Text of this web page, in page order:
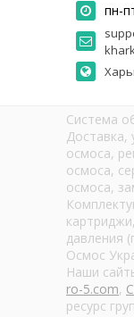
пн-
Система
Доставка,
осмоса,
осмоса,
осмоса,
давления
Осмос
Наши
ro-5.com,
ресурс